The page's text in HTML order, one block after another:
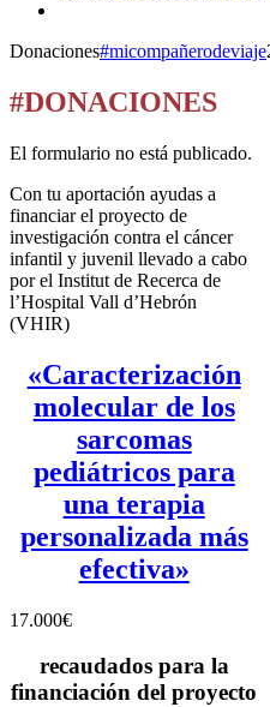
Donaciones#micompañerodeviaje
#DONACIONES
El formulario no está publicado.
Con tu aportación ayudas a
financiar el proyecto de
investigación contra el cáncer
infantil y juvenil llevado a cabo
por el Institut de Recerca de
l’Hospital Vall d’Hebrón
(VHIR)
«Caracterización
molecular de los
sarcomas
pediátricos para
una terapia
personalizada más
efectiva»
17.000€
recaudados para la
financiación del proyecto